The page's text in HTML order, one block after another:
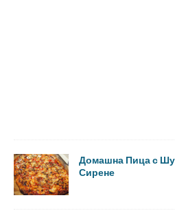
Домашна Пица с
Сирене